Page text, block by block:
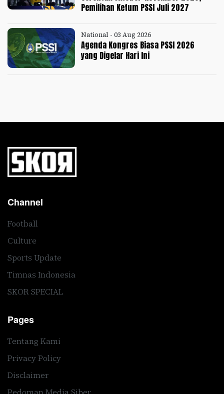
Pemilihan Ketum PSSI Juli 2027
National - 03 Aug 2026
Agenda Kongres Biasa PSSI 2026
yang Digelar Hari Ini
Channel
Football
Culture
Sports Update
Timnas Indonesia
SKOR SPECIAL
Pages
Tentang Kami
Privacy Policy
Disclaimer